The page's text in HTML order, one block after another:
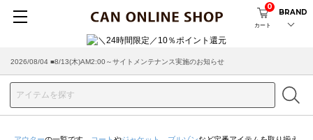
カート
0
BRAND
2026/08/04 ■8/13(木)AM2:00～サイトメンテナンス実施のお知らせ